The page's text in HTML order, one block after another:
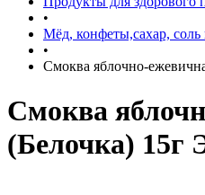
•
Мёд, конфеты,сахар,
•
Смоква яблочно-
Смоква
(Белочка) 15г